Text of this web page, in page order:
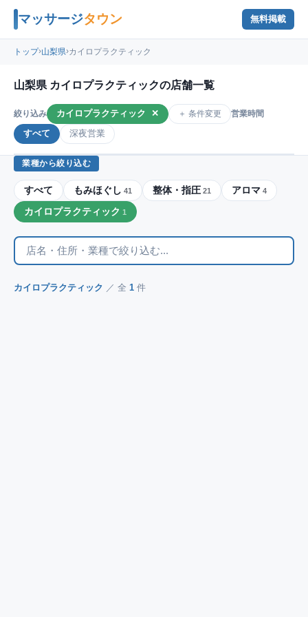
マッサージタウン 無料掲載
トップ›山梨県›カイロプラクティック
山梨県 カイロプラクティックの店舗一覧
絞り込み カイロプラクティック ✕ ＋ 条件変更 営業時間
すべて 深夜営業
業種から絞り込む
すべて もみほぐし 41 整体・指圧 21 アロマ 4
カイロプラクティック 1
カイロプラクティック ／ 全 1 件